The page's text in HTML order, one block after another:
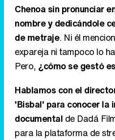
Chenoa sin pronunciar
nombre y dedicándole
de metraje. Ni él
expareja ni tampoco lo
Pero, ¿cómo se gestó
Hablamos con el
'Bisbal' para conocer la
documental de Dadá
para la plataforma de